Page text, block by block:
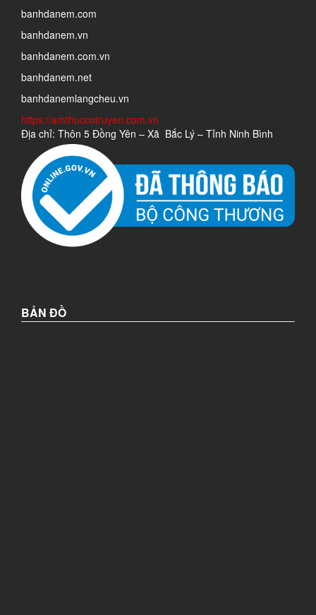
banhdanem.com
banhdanem.vn
banhdanem.com.vn
banhdanem.net
banhdanemlangcheu.vn
https://amthuccotruyen.com.vn
Địa chỉ: Thôn 5 Đồng Yên – Xã Bắc Lý – Tỉnh Ninh Bình
BẢN ĐỒ